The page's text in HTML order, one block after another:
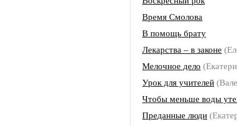
Время Смолова
В помощь брату
Лекарства – в законе
Мелочное дело
Урок для учителей
Чтобы меньше воды
Преданные люди